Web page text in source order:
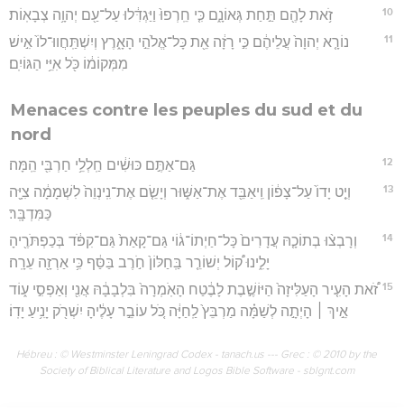
10 זֹ֥את לָהֶ֖ם תַּ֣חַת גְּאוֹנָ֑ם כִּ֤י חֵֽרְפוּ֙ וַיַּגְדִּ֔לוּ עַל־עַ֖ם יְהוָ֥ה צְבָאֽוֹת׃
11
נוֹרָ֤א יְהוָה֙ עֲלֵיהֶ֔ם כִּ֣י רָזָ֔ה אֵ֖ת כָּל־אֱלֹהֵ֣י הָאָ֑רֶץ וְיִשְׁתַּֽחֲווּ־לוֹ֙ אִ֣ישׁ
מִמְּקוֹמ֔וֹ כֹּ֖ל אִיֵּ֥י הַגּוֹיִֽם׃
Menaces contre les peuples du sud et du
nord
12 גַּם־אַתֶּ֣ם כּוּשִׁ֔ים חַֽלְלֵ֥י חַרְבִּ֖י הֵֽמָּה׃
13
וְיֵ֤ט יָדוֹ֙ עַל־צָפ֔וֹן וִֽיאַבֵּ֖ד אֶת־אַשּׁ֑וּר וְיָשֵׂ֤ם אֶת־נִֽינְוֵה֙ לִשְׁמָמָ֔ה צִיָּ֖ה
כַּמִּדְבָּֽר׃
14
וְרָבְצ֨וּ בְתוֹכָ֤הּ עֲדָרִים֙ כָּל־חַיְתוֹ־ג֔וֹי גַּם־קָאַת֙ גַּם־קִפֹּ֔ד בְּכַפְתֹּרֶ֖יהָ
יָלִ֑ינוּ ק֠וֹל יְשׁוֹרֵ֤ר בַּֽחַלּוֹן֙ חֹ֣רֶב בַּסַּ֔ף כִּ֥י אַרְזָ֖ה עֵרָֽה׃
15 זֹ֠את הָעִ֤יר הָעַלִּיזָה֙ הַיּוֹשֶׁ֣בֶת לָבֶ֔טַח הָאֹֽמְרָה֙ בִּלְבָבָ֔הּ אֲנִ֖י וְאַפְסִ֣י ע֑וֹד
אֵ֣יךְ ׀ הָיְתָ֣ה לְשַׁמָּ֗ה מַרְבֵּץ֙ לַֽחַיָּ֔ה כֹּ֚ל עוֹבֵ֣ר עָלֶ֔יהָ יִשְׁרֹ֖ק יָנִ֥יעַ יָדֽוֹ׃
Hébreu : © Westminster Leningrad Codex - tanach.us --- Grec : © 2010 by the
Society of Biblical Literature and Logos Bible Software - sblgnt.com